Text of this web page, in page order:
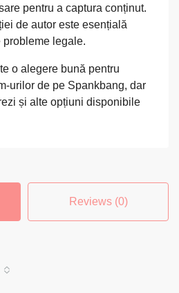
pentru a captura conținut.
de autor este esențială
probleme legale.
o alegere bună pentru
urilor de pe Spankbang, dar
și alte opțiuni disponibile
Reviews (0)